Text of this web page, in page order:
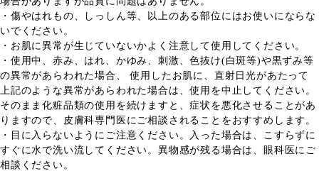
・傷やはれもの、しっしん等、以上のある部位にはお使いにならな
いでください。
・お肌に異常が生じていないかよく注意して使用してください。
・使用中、赤み、はれ、かゆみ、刺激、色抜け(白斑等)や黒ずみ等
の異常があらわれた場合、 使用したお肌に、直射日光があたって
上記のような異常があらわれた場合は、使用を中止してください。
そのまま化粧品類の使用を続けますと、症状を悪化させることがあ
りますので、皮膚科専門医にご相談されることをおすすめします。
・目に入らないようにご注意ください。入った場合は、こすらずに
すぐに水で洗い流してください。異物感が残る場合は、眼科医にご
相談ください。